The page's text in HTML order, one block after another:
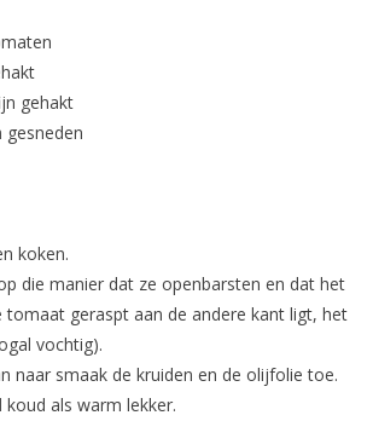
gehakt
gesneden
koken.
die manier dat ze openbarsten en dat het
geraspt aan de andere kant ligt, het
vochtig).
naar smaak de kruiden en de olijfolie toe.
als warm lekker.